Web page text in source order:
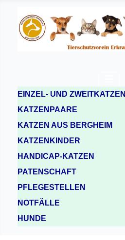
EINZEL- UND ZWEITKATZEN
KATZENPAARE
KATZEN AUS BERGHEIM
KATZENKINDER
HANDICAP-KATZEN
PATENSCHAFT
PFLEGESTELLEN
NOTFÄLLE
HUNDE